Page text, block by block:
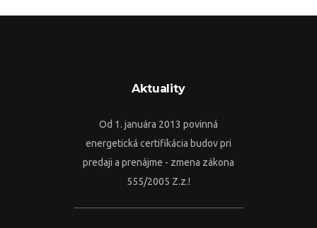
Aktuality
Od 1. januára 2013 povinná
energetická certifikácia budov pri
predaji a prenájme - zmena zákona
555/2005 Z.z.!